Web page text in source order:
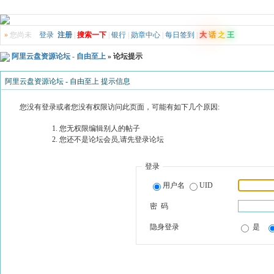
» 您尚未 登录 注册 搜索一下 银行 勋章中心 每日签到 大 话 之 王
阿里云盘资源论坛 - 自由至上 » 论坛提示
阿里云盘资源论坛 - 自由至上 提示信息
您没有登录或者您没有权限访问此页面，可能有如下几个原因:
您无权限编辑别人的帖子
您还不是论坛会员,请先登录论坛
登录
用户名 UID
密 码
隐身登录 是